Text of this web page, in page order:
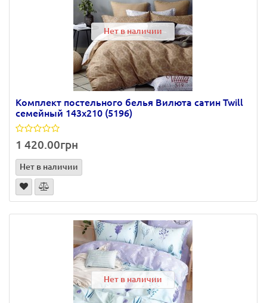
Нет в наличии
Комплект постельного белья Вилюта сатин Twill
семейный 143х210 (5196)
1 420.00грн
Нет в наличии
Нет в наличии